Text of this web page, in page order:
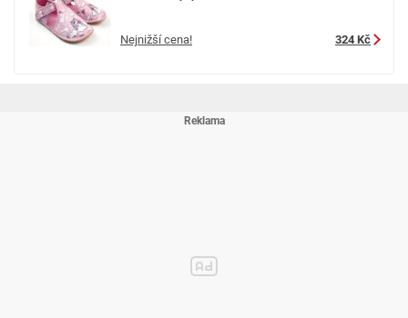
Nejnižší cena! 324 Kč